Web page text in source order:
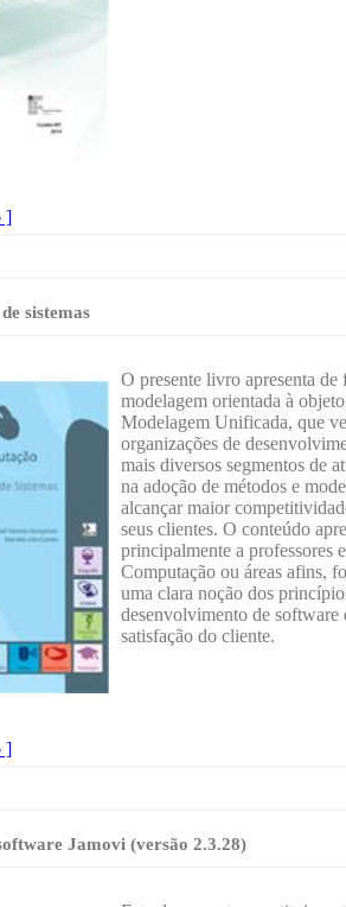
]
sistemas
O presente livro apresenta
modelagem orientada à
Modelagem Unificada, que
organizações de
mais diversos segmentos de
na adoção de métodos e
alcançar maior
seus clientes. O conteúdo
principalmente a professores
Computação ou áreas afins,
uma clara noção dos
desenvolvimento de
satisfação do cliente.
]
Jamovi (versão 2.3.28)